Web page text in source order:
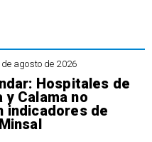
de agosto de 2026
Hospitales de
Calama no
indicadores de